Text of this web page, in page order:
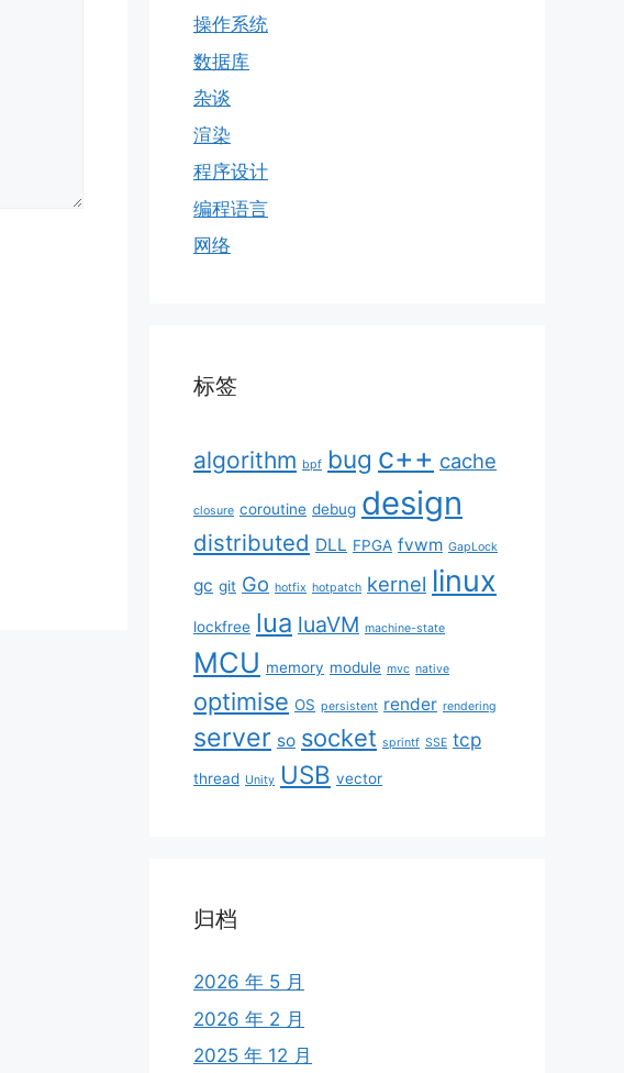
操作系统
数据库
杂谈
渲染
程序设计
编程语言
网络
标签
algorithm bpf bug c++ cache
closure coroutine debug design
distributed DLL FPGA fvwm GapLock
gc git Go hotfix hotpatch kernel linux
lockfree lua luaVM machine-state
MCU memory module mvc native
optimise OS persistent render rendering
server so socket sprintf SSE tcp
thread Unity USB vector
归档
2026 年 5 月
2026 年 2 月
2025 年 12 月